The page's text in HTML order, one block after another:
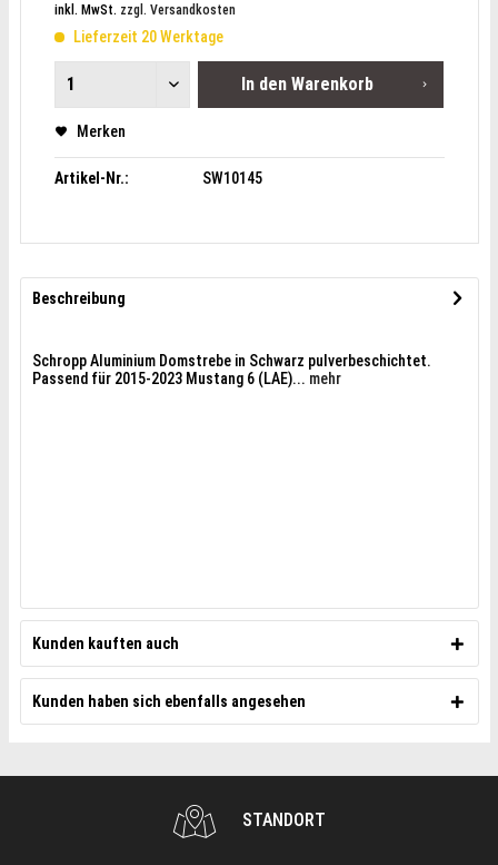
inkl. MwSt. zzgl. Versandkosten
Lieferzeit 20 Werktage
In den Warenkorb
Merken
Artikel-Nr.: SW10145
Beschreibung
Schropp Aluminium Domstrebe in Schwarz pulverbeschichtet.
Passend für 2015-2023 Mustang 6 (LAE)... mehr
Kunden kauften auch
Kunden haben sich ebenfalls angesehen
STANDORT